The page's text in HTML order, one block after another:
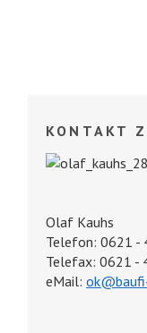
KONTAKT
Olaf Kauhs
Telefon: 0621 -
Telefax: 0621 -
eMail: